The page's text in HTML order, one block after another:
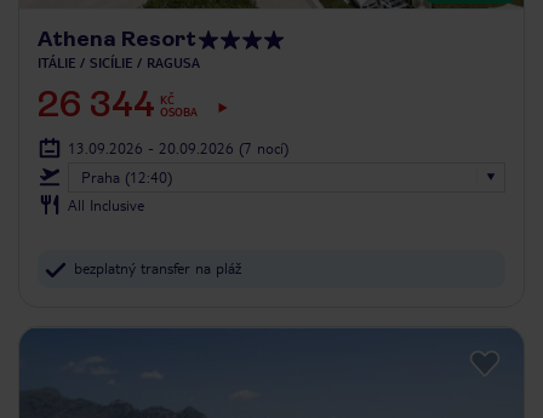
Athena Resort
ITÁLIE SICÍLIE RAGUSA
26 344 KČ
OSOBA
13.09.2026 - 20.09.2026 (7 nocí)
Praha (12:40)
All Inclusive
bezplatný transfer na pláž